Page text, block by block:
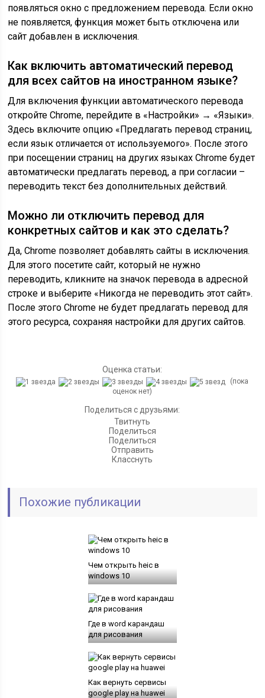
появляться окно с предложением перевода. Если окно
не появляется, функция может быть отключена или
сайт добавлен в исключения.
Как включить автоматический перевод
для всех сайтов на иностранном языке?
Для включения функции автоматического перевода
откройте Chrome, перейдите в «Настройки» → «Языки».
Здесь включите опцию «Предлагать перевод страниц,
если язык отличается от используемого». После этого
при посещении страниц на других языках Chrome будет
автоматически предлагать перевод, а при согласии –
переводить текст без дополнительных действий.
Можно ли отключить перевод для
конкретных сайтов и как это сделать?
Да, Chrome позволяет добавлять сайты в исключения.
Для этого посетите сайт, который не нужно
переводить, кликните на значок перевода в адресной
строке и выберите «Никогда не переводить этот сайт».
После этого Chrome не будет предлагать перевод для
этого ресурса, сохраняя настройки для других сайтов.
Оценка статьи:
(пока
оценок нет)
Поделиться с друзьями:
Твитнуть
Поделиться
Поделиться
Отправить
Класснуть
Похожие публикации
Чем открыть heic в
windows 10
Где в word карандаш
для рисования
Как вернуть сервисы
google play на huawei